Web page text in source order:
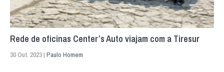
Rede de oficinas Center’s Auto viajam com a Tiresur
30 Out. 2023 | Paulo Homem